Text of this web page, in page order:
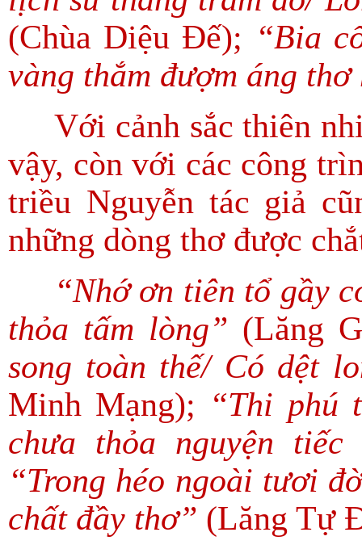
(Chùa Diệu Đế); “Bia
vàng thắm đượm áng
Với cảnh sắc thiên
vậy, còn với các công
triều Nguyễn tác giả
những dòng thơ được
“Nhớ ơn tiên tổ gầy
thỏa tấm lòng” (Lăng
song toàn thế/ Có dệt
Minh Mạng); “Thi phú
chưa thỏa nguyện tiếc
“Trong héo ngoài tươi
chất đầy thơ” (Lăng Tự